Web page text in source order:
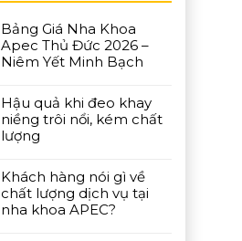
Bảng Giá Nha Khoa
Apec Thủ Đức 2026 –
Niêm Yết Minh Bạch
Hậu quả khi đeo khay
niềng trôi nổi, kém chất
lượng
Khách hàng nói gì về
chất lượng dịch vụ tại
nha khoa APEC?